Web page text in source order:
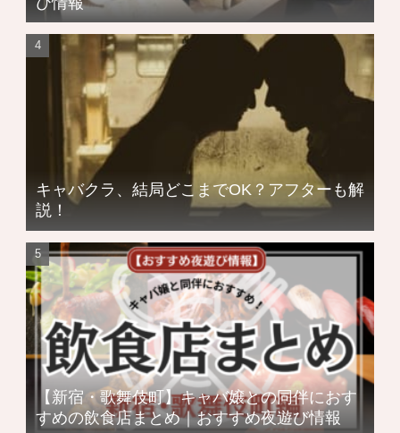
キャバクラ、結局どこまでOK？アフターも解
説！
【新宿・歌舞伎町】キャバ嬢との同伴におす
すめの飲食店まとめ｜おすすめ夜遊び情報